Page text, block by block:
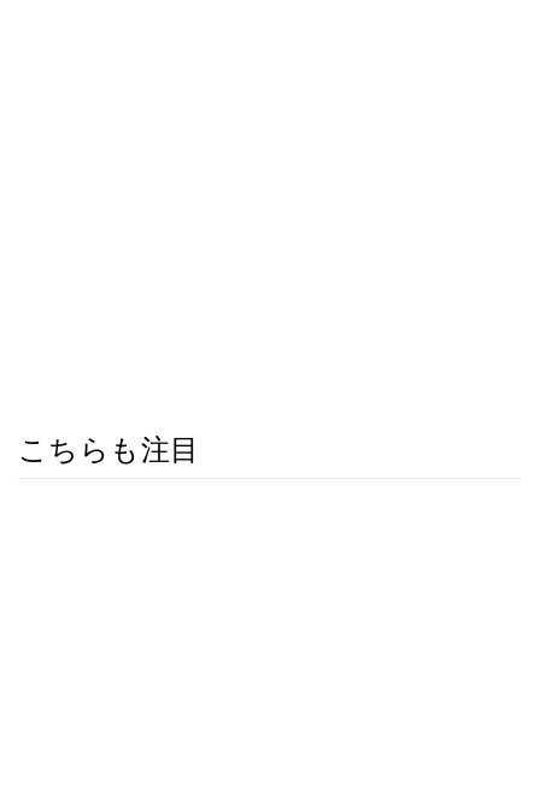
こちらも注目